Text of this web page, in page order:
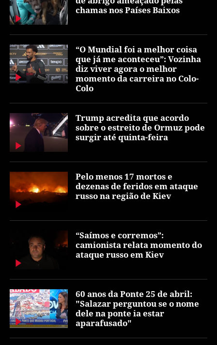
chamas nos Países Baixos
“O Mundial foi a melhor coisa
que já me aconteceu”: Vozinha
diz viver agora o melhor
momento da carreira no Colo-
Colo
Trump acredita que acordo
sobre o estreito de Ormuz pode
surgir até quinta-feira
Pelo menos 17 mortos e
dezenas de feridos em ataque
russo na região de Kiev
“Saímos e corremos”:
camionista relata momento do
ataque russo em Kiev
60 anos da Ponte 25 de abril:
"Salazar perguntou se o nome
dele na ponte ia estar
aparafusado"